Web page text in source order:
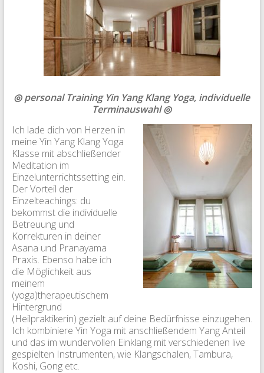
◎ personal Training Yin Yang Klang Yoga, individuelle
Terminauswahl◎
Ich lade dich von Herzen in
meine Yin Yang Klang Yoga
Klasse mit abschließender
Meditation im
Einzelunterrichtssetting ein.
Der Vorteil der
Einzelteachings: du
bekommst die individuelle
Betreuung und
Korrekturen in deiner
Asana und Pranayama
Praxis. Ebenso habe ich
die Möglichkeit aus
meinem
(yoga)therapeutischem
Hintergrund
(Heilpraktikerin) gezielt auf deine Bedürfnisse einzugehen.
Ich kombiniere Yin Yoga mit anschließendem Yang Anteil
und das im wundervollen Einklang mit verschiedenen live
gespielten Instrumenten, wie Klangschalen, Tambura,
Koshi, Gong etc.